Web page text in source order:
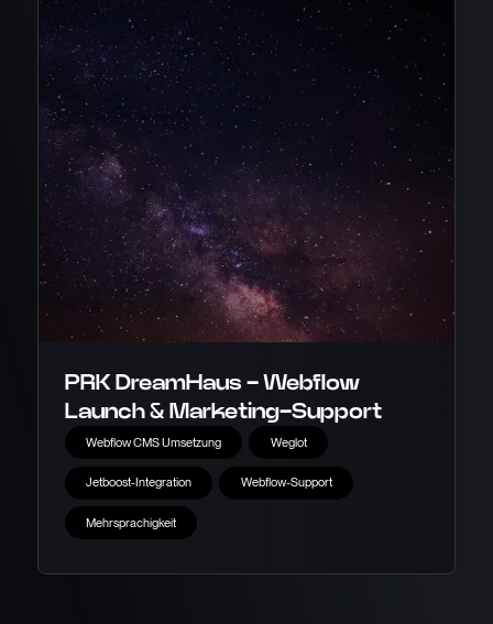
PRK DreamHaus - Webflow
Launch & Marketing-Support
Webflow CMS Umsetzung Weglot
Jetboost-Integration Webflow-Support
Mehrsprachigkeit